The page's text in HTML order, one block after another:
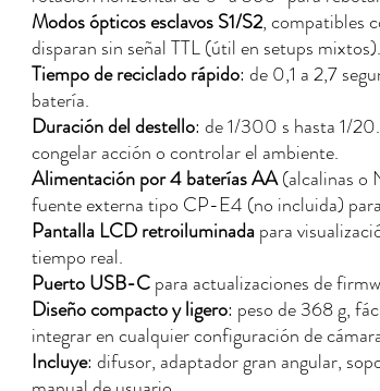
Modos ópticos esclavos S1/S2, compatibles
disparan sin señal TTL (útil en setups mixtos).
Tiempo de reciclado rápido: de 0,1 a 2,7
batería.
Duración del destello: de 1/300 s hasta 1/
congelar acción o controlar el ambiente.
Alimentación por 4 baterías AA(alcalinas o
fuente externa tipo CP-E4 (no incluida)
Pantalla LCD retroiluminadapara
tiempo real.
Puerto USB-Cpara actualizaciones de
Diseño compacto y ligero: peso de 368 g,
integrar en cualquier configuración de
Incluye: difusor, adaptador gran angular,